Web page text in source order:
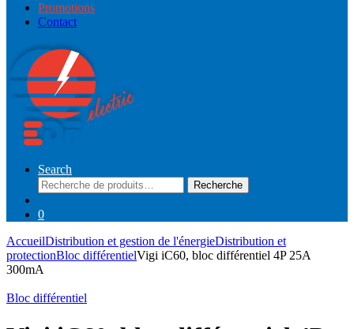
Promotions
Contact
Search
Recherche
pour :
Recherche
0
AccueilDistribution et gestion de l'énergieDistribution et
protectionBloc différentielVigi iC60, bloc différentiel 4P 25A
300mA
Bloc différentiel